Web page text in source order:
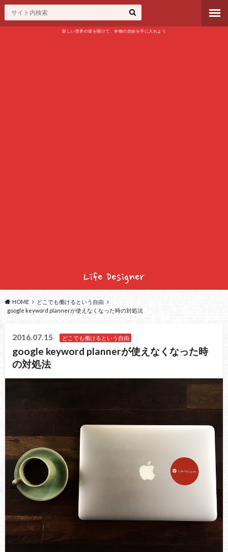
新しい世界の扉を開けて、本物の自由を手に入れよう
HOME
どこでも働けるという自由
google keyword plannerが使えなくなった時の対処法
2016.07.15 どこでも働けるという自由
google keyword plannerが使えなくなった時
の対処法